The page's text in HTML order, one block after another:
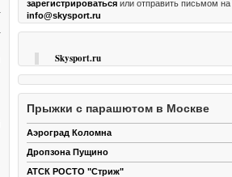
основной купол. Тем не менее, это не просто
модифицированный Sabre. Sabre-2 – это
которым пришло парашютостроеие за десяток
прошедший с момента выпуска классического
Sabre. В этом документе мы будем сравнивать
Sabre, тк он является достаточно популярным
основным куполом. Иногда мы будет приводить
пример и PD Spectre – еще один популярный
основной. Замечание по сравнению куполов:
сравнивая две разные …
зарегистрироваться или отправить письмом на
info@skysport.ru
Skysport.ru
Прыжки с парашютом в Москве
Аэроград Коломна
Дропзона Пущино
АТСК РОСТО "Стриж"